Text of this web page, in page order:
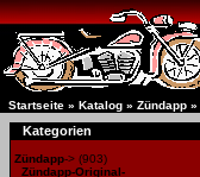
Startseite » Katalog » Zündapp »
Kategorien
Zündapp-> (903)
Zündapp-Original-